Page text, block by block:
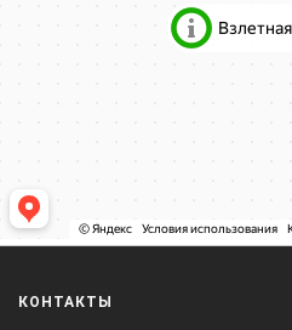
КОНТАКТЫ